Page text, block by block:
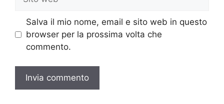
web
Salva il mio nome, email e sito web in questo
browser per la prossima volta che
commento.